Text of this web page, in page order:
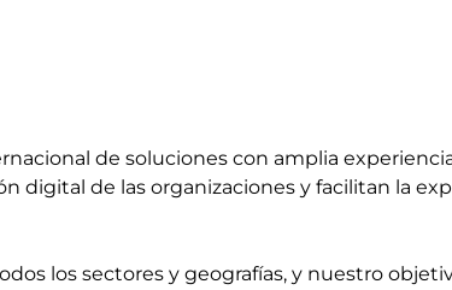
de soluciones con amplia
digital de las organizaciones y facilitan la
los sectores y geografías, y nuestro